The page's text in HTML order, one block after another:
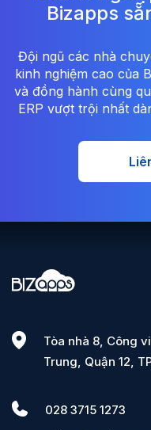
Bizapps
Đội ngũ các nhà
kinh nghiệm cao của
và đồng hành cùng
ERP vượt trội nhất
Tòa nhà 8, Công
Trung, Quận 12,
028 3715 1273